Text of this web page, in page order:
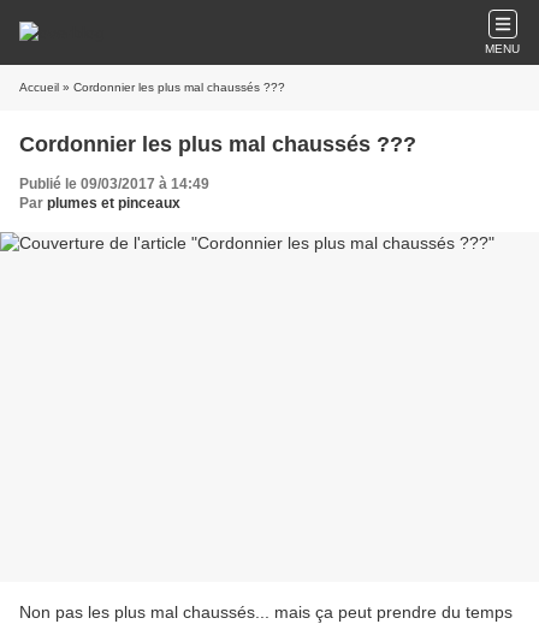
MENU
Accueil » Cordonnier les plus mal chaussés ???
Cordonnier les plus mal chaussés ???
Publié le 09/03/2017 à 14:49
Par plumes et pinceaux
Non pas les plus mal chaussés... mais ça peut prendre du temps